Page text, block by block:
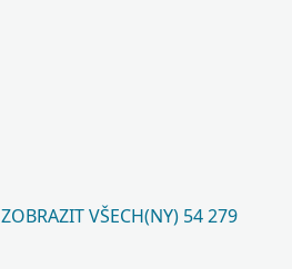
ZOBRAZIT VŠECH(NY) 54 279